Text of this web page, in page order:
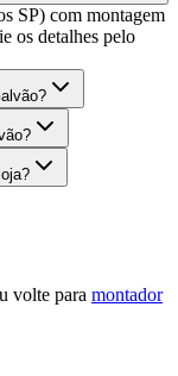
SP) com montagem
os detalhes pelo
volte para montador